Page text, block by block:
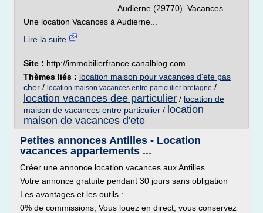
Audierne (29770) Vacances
Une location Vacances à Audierne...
Lire la suite
Site : http://immobilierfrance.canalblog.com
Thèmes liés : location maison pour vacances d'ete pas
cher / location maison vacances entre particulier bretagne /
location vacances dee particulier / location de
maison de vacances entre particulier / location
maison de vacances d'ete
Petites annonces Antilles - Location
vacances appartements ...
Créer une annonce location vacances aux Antilles
Votre annonce gratuite pendant 30 jours sans obligation
Les avantages et les outils :
0% de commissions, Vous louez en direct, vous conservez